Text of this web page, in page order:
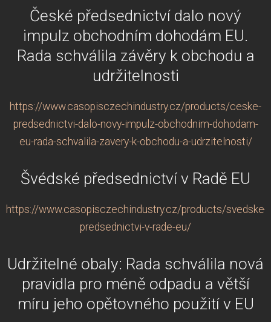
České předsednictví dalo nový
impulz obchodním dohodám EU.
Rada schválila závěry k obchodu a
udržitelnosti
https://www.casopisczechindustry.cz/products/ceske-
predsednictvi-dalo-novy-impulz-obchodnim-dohodam-
eu-rada-schvalila-zavery-k-obchodu-a-udrzitelnosti/
Švédské předsednictví v Radě EU
https://www.casopisczechindustry.cz/products/svedske-
predsednictvi-v-rade-eu/
Udržitelné obaly: Rada schválila nová
pravidla pro méně odpadu a větší
míru jeho opětovného použití v EU